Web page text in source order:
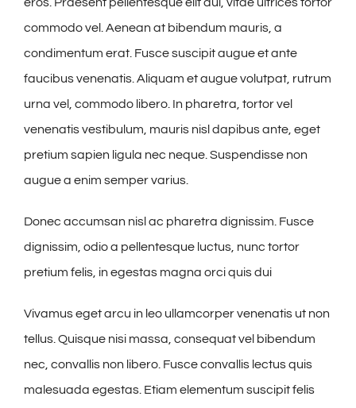
commodo vel. Aenean at bibendum mauris, a
condimentum erat. Fusce suscipit augue et ante
faucibus venenatis. Aliquam et augue volutpat, rutrum
urna vel, commodo libero. In pharetra, tortor vel
venenatis vestibulum, mauris nisl dapibus ante, eget
pretium sapien ligula nec neque. Suspendisse non
augue a enim semper varius.
Donec accumsan nisl ac pharetra dignissim. Fusce
dignissim, odio a pellentesque luctus, nunc tortor
pretium felis, in egestas magna orci quis dui
Vivamus eget arcu in leo ullamcorper venenatis ut non
tellus. Quisque nisi massa, consequat vel bibendum
nec, convallis non libero. Fusce convallis lectus quis
malesuada egestas. Etiam elementum suscipit felis